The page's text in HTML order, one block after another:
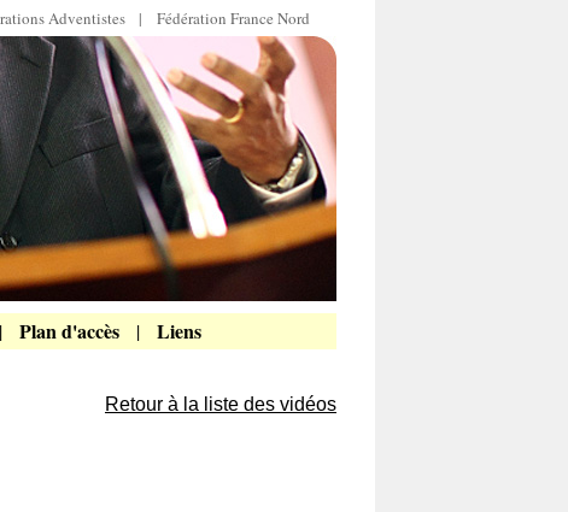
Adventistes | Fédération France Nord
Plan d'accès| Liens
Retour à la liste des vidéos